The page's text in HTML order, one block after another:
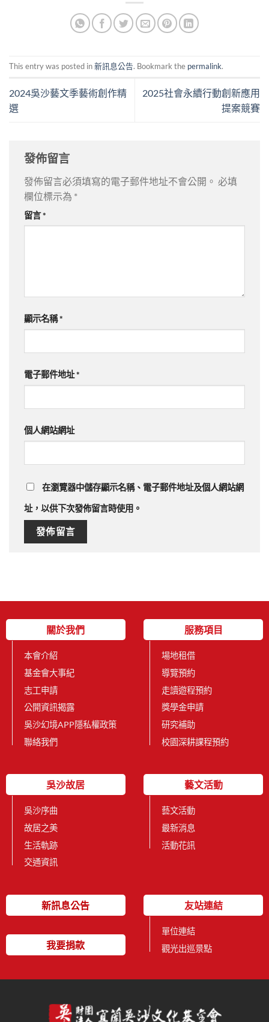
This entry was posted in新訊息公告. Bookmark the permalink.
2024吳沙藝文季藝術創作精
選
2025社會永續行動創新應用
提案競賽
發佈留言
發佈留言必須填寫的電子郵件地址不會公開。 必填
欄位標示為 *
留言*
顯示名稱*
電子郵件地址*
個人網站網址
在瀏覽器中儲存顯示名稱、電子郵件地址及個人網站網
址，以供下次發佈留言時使用。
關於我們
本會介紹
基金會大事紀
志工申請
公開資訊揭露
吳沙幻境APP隱私權政策
聯絡我們
服務項目
場地租借
導覽預約
走讀遊程預約
獎學金申請
研究補助
校園深耕課程預約
吳沙故居
吳沙序曲
故居之美
生活軌跡
交通資訊
藝文活動
藝文活動
最新消息
活動花訊
新訊息公告
我要捐款
友站連結
單位連結
觀光出巡景點